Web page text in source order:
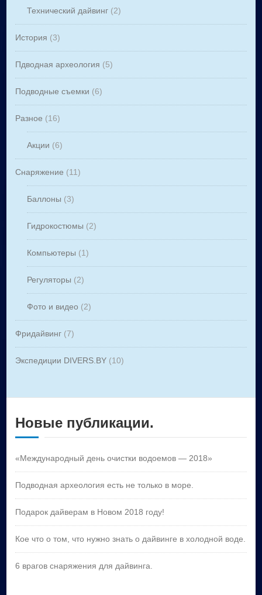
Технический дайвинг (2)
История (3)
Пдводная археология (5)
Подводные съемки (6)
Разное (16)
Акции (6)
Снаряжение (11)
Баллоны (3)
Гидрокостюмы (2)
Компьютеры (1)
Регуляторы (2)
Фото и видео (2)
Фридайвинг (7)
Экспедиции DIVERS.BY (10)
Новые публикации.
«Международный день очистки водоемов — 2018»
Подводная археология есть не только в море.
Подарок дайверам в Новом 2018 году!
Кое что о том, что нужно знать о дайвинге в холодной воде.
6 врагов снаряжения для дайвинга.